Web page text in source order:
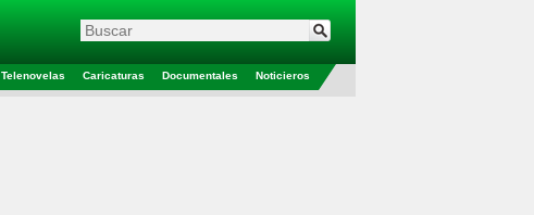
Telenovelas Caricaturas Documentales Noticieros